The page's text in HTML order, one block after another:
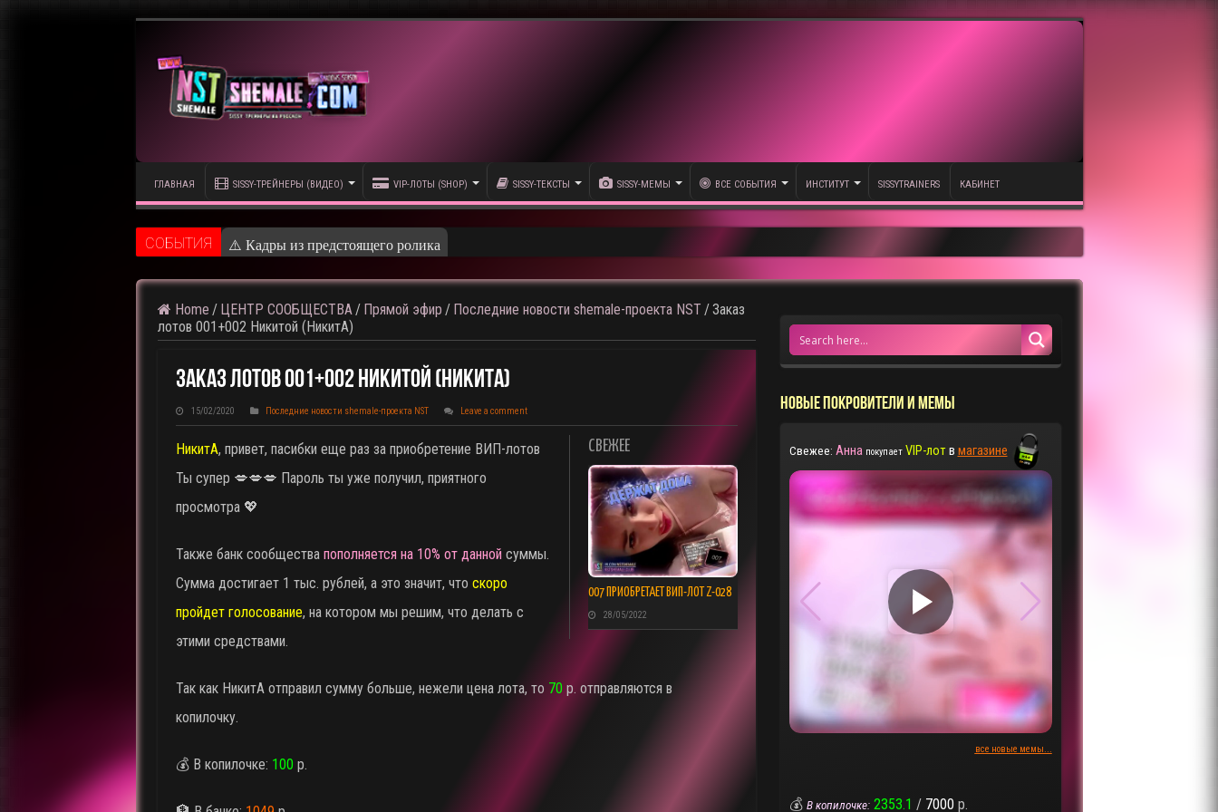
ГЛАВНАЯ SISSY-ТРЕЙНЕРЫ (ВИДЕО) VIP-ЛОТЫ (SHOP) SISSY-ТЕКСТЫ SISSY-МЕМЫ ВСЕ СОБЫТИЯ ИНСТИТУТ SISSYTRAINERS КАБИНЕТ
CОБЫТИЯ ⚠️ Кадры из предстоящего ролика
Home / ЦЕНТР СООБЩЕСТВА / Прямой эфир / Последние новости shemale-проекта NST /Заказ
лотов 001+002 Никитой (НикитА)
Заказ Лотов 001+002 Никитой (НикитА)
15/02/2020 Последние новости shemale-проекта NST Leave a comment
СВЕЖЕЕ
007 ПРИОБРЕТАЕТ ВИП-ЛОТ Z-028
28/05/2022
НикитА, привет, пасибки еще раз за приобретение ВИП-лотов
Ты супер 💋💋💋 Пароль ты уже получил, приятного
просмотра 💖
Также банк сообщества пополняется на 10% от данной суммы.
Сумма достигает 1 тыс. рублей, а это значит, что скоро
пройдет голосование, на котором мы решим, что делать с
этими средствами.
Так как НикитА отправил сумму больше, нежели цена лота, то 70 р. отправляются в
копилочку.
💰 В копилочке: 100 р.
НОВЫЕ ПОКРОВИТЕЛИ И МЕМЫ
Свежее: Анна покупает VIP-лотв магазине
▶
все новые мемы...
💰 В копилочке: 2353.1 / 7000 р.